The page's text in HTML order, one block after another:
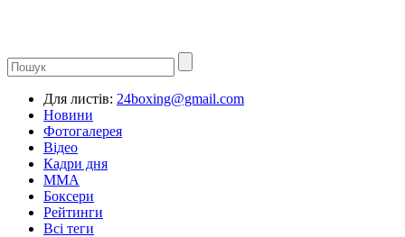
Для листів: 24boxing@gmail.com
Новини
Фотогалерея
Відео
Кадри дня
ММА
Боксери
Рейтинги
Всі теги